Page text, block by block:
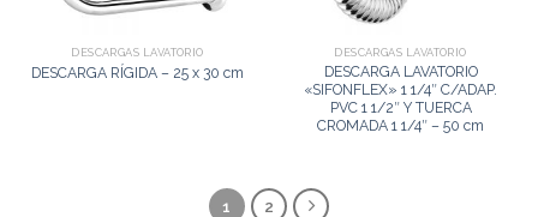
DESCARGAS LAVATORIO
DESCARGA RÍGIDA – 25 x 30 cm
DESCARGAS LAVATORIO
DESCARGA LAVATORIO
«SIFONFLEX» 1 1/4″ C/ADAP.
PVC 1 1/2″ Y TUERCA
CROMADA 1 1/4″ – 50 cm
1 2